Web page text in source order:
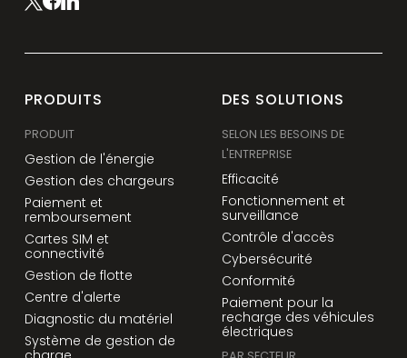
PRODUITS
PRODUIT
Gestion de l'énergie
Gestion des chargeurs
Paiement et
remboursement
Cartes SIM et
connectivité
Gestion de flotte
Centre d'alerte
Diagnostic du matériel
Système de gestion de
DES SOLUTIONS
SELON LES BESOINS DE
L'ENTREPRISE
Efficacité
Fonctionnement et
surveillance
Contrôle d'accès
Cybersécurité
Conformité
Paiement pour la
recharge des véhicules
électriques